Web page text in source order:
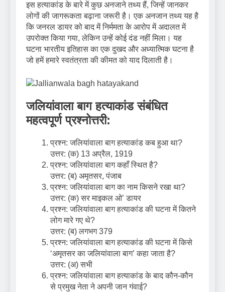
इस हत्याकांड के बारे में कुछ अनजाने तथ्य हैं, जिन्हें जानकर
लोगों की जागरूकता बढ़ाना जरूरी है। एक अनजान तथ्य यह है
कि जनरल डायर को बाद में निर्ममता के आरोप में अदालत में
उपरोक्त किया गया, लेकिन उन्हें कोई दंड नहीं मिला। यह
घटना भारतीय इतिहास का एक दुखद और अध्यात्मिक घटना है
जो हमें हमारे स्वतंत्रता की कीमत को याद दिलाती है।
जलियांवाला बाग हत्याकांड संबंधित
महत्वपूर्ण प्रश्नोत्तरी:
प्रश्न: जलियांवाला बाग हत्याकांड कब हुआ था?
उत्तर: (क) 13 अप्रैल, 1919
प्रश्न: जलियांवाला बाग कहाँ स्थित है?
उत्तर: (ब) अमृतसर, पंजाब
प्रश्न: जलियांवाला बाग का नाम किसने रखा था?
उत्तर: (क) सर माइकल ओ’ डायर
प्रश्न: जलियांवाला बाग हत्याकांड की घटना में कितने
लोग मारे गए थे?
उत्तर: (ब) लगभग 379
प्रश्न: जलियांवाला बाग हत्याकांड की घटना में किसे
‘अमृतसर का जलियांवाला बाग’ कहा जाता है?
उत्तर: (अ) सभी
प्रश्न: जलियांवाला बाग हत्याकांड के बाद कौन-कौन
से प्रमुख नेता ने अपनी जान गंवाई?